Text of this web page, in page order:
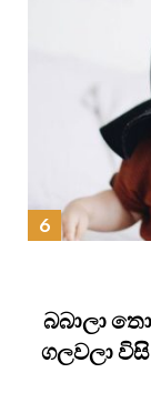
බබාලා
ගලවලා